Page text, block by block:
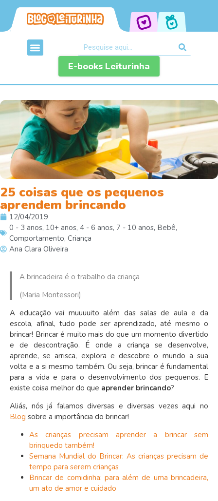
E-books Leiturinha
25 coisas que os pequenos
aprendem brincando
12/04/2019
0 - 3 anos, 10+ anos, 4 - 6 anos, 7 - 10 anos, Bebê,
Comportamento, Criança
Ana Clara Oliveira
A brincadeira é o trabalho da criança
(Maria Montessori)
A educação vai muuuuito além das salas de aula e da
escola, afinal, tudo pode ser aprendizado, até mesmo o
brincar! Brincar é muito mais do que um momento divertido
e de descontração. É onde a criança se desenvolve,
aprende, se arrisca, explora e descobre o mundo a sua
volta e a si mesmo também. Ou seja, brincar é fundamental
para a vida e para o desenvolvimento dos pequenos. E
existe coisa melhor do que aprender brincando?
Aliás, nós já falamos diversas e diversas vezes aqui no
Blog sobre a importância do brincar!
As crianças precisam aprender a brincar sem
brinquedo também!
Semana Mundial do Brincar: As crianças precisam de
tempo para serem crianças
Brincar de comidinha: para além de uma brincadeira,
um ato de amor e cuidado